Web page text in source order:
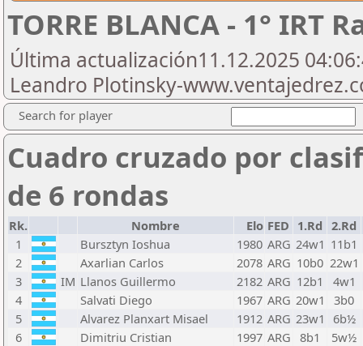
TORRE BLANCA - 1° IRT
Última actualización11.12.2025
Leandro Plotinsky-
Search for player
Cuadro cruzado por
de 6 rondas
Rk. Nombre Elo FED 1.Rd 2.Rd
1
Bursztyn Ioshua 1980 ARG 24w1 11b1
2
Axarlian Carlos 2078 ARG 10b0 22w1
3
IM Llanos Guillermo 2182 ARG 12b1
4w1
4
Salvati Diego 1967 ARG 20w1
3b0
5
Alvarez Planxart Misael 1912 ARG 23w1
6b½
6
Dimitriu Cristian 1997 ARG 8b1
5w½